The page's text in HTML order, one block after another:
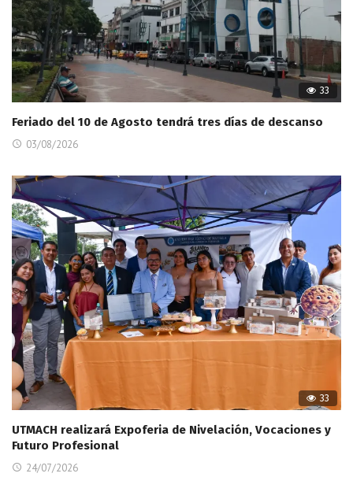
33
Feriado del 10 de Agosto tendrá tres días de descanso
03/08/2026
33
UTMACH realizará Expoferia de Nivelación, Vocaciones y
Futuro Profesional
24/07/2026